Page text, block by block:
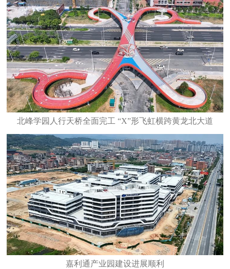
北峰学园人行天桥全面完工 “X”形飞虹横跨黄龙北大道
嘉利通产业园建设进展顺利